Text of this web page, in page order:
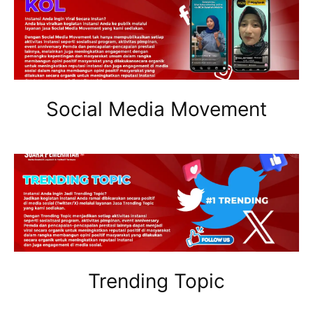
Social Media Movement
Trending Topic